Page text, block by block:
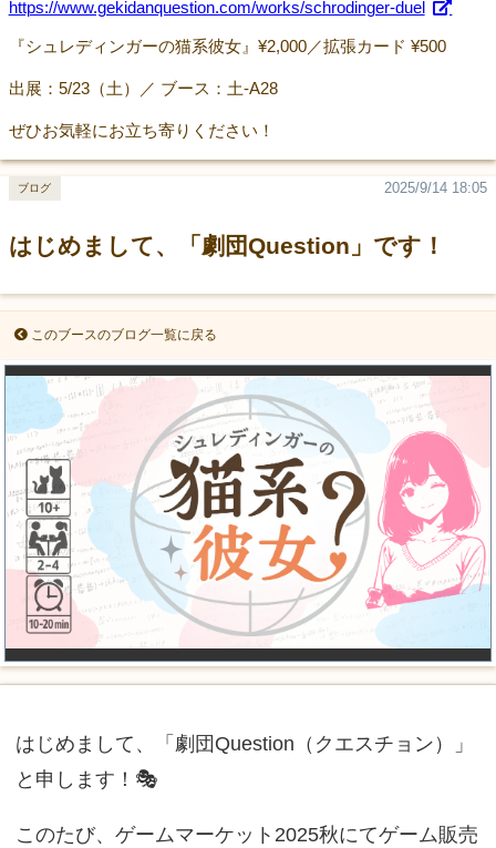
https://www.gekidanquestion.com/works/schrodinger-duel
『シュレディンガーの猫系彼女』¥2,000／拡張カード ¥500
出展：5/23（土）／ ブース：土-A28
ぜひお気軽にお立ち寄りください！
はじめまして、「劇団Question」です！
2025/9/14 18:05
ブログ
このブースのブログ一覧に戻る
はじめまして、「劇団Question（クエスチョン）」
と申します！🎭
このたび、ゲームマーケット2025秋にてゲーム販売